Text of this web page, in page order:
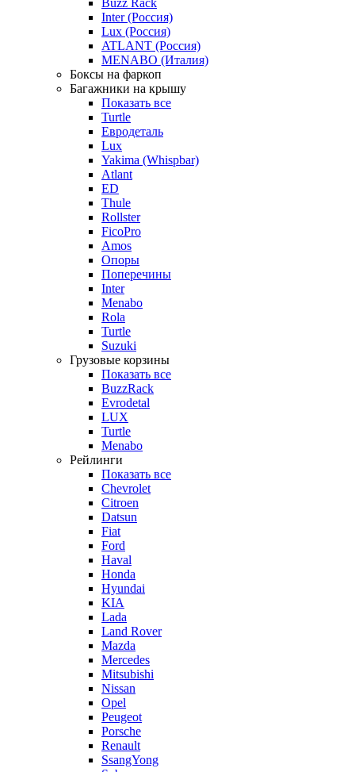
Inter (Россия)
Lux (Россия)
ATLANT (Россия)
MENABO (Италия)
Боксы на фаркоп
Багажники на крышу
Показать все
Turtle
Евродеталь
Lux
Yakima (Whispbar)
Atlant
ED
Thule
Rollster
FicoPro
Amos
Опоры
Поперечины
Inter
Menabo
Rola
Turtle
Suzuki
Грузовые корзины
Показать все
BuzzRack
Evrodetal
LUX
Turtle
Menabo
Рейлинги
Показать все
Chevrolet
Citroen
Datsun
Fiat
Ford
Haval
Honda
Hyundai
KIA
Lada
Land Rover
Mazda
Mercedes
Mitsubishi
Nissan
Opel
Peugeot
Porsche
Renault
SsangYong